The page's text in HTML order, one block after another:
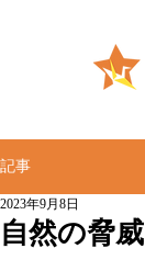
記事
自然の脅威
2023年9月8日